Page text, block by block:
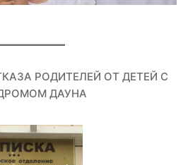
РОДИТЕЛЕЙ ОТ ДЕТЕЙ С
ДАУНА